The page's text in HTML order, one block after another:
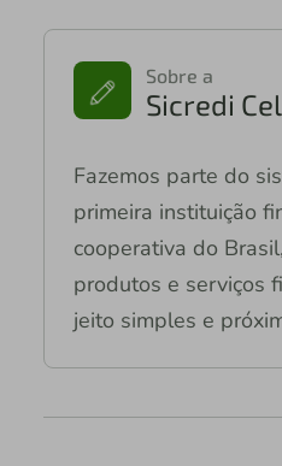
Sobre a
Sicredi
Fazemos parte do
primeira instituição
cooperativa do
produtos e serviços
jeito simples e